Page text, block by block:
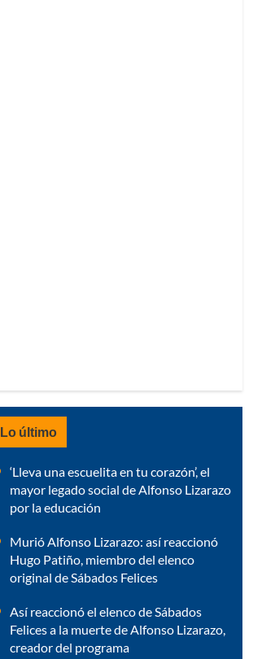
Lo último
‘Lleva una escuelita en tu corazón’, el
mayor legado social de Alfonso Lizarazo
por la educación
Murió Alfonso Lizarazo: así reaccionó
Hugo Patiño, miembro del elenco
original de Sábados Felices
Así reaccionó el elenco de Sábados
Felices a la muerte de Alfonso Lizarazo,
creador del programa